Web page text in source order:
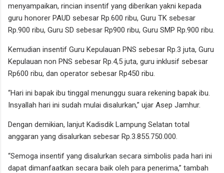
menyampaikan, rincian insentif yang diberikan yakni kepada
guru honorer PAUD sebesar Rp.600 ribu, Guru TK sebesar
Rp.900 ribu, Guru SD sebesar Rp900 ribu, Guru SMP Rp.900 ribu.
Kemudian insentif Guru Kepulauan PNS sebesar Rp.3 juta, Guru
Kepulauan non PNS sebesar Rp.4,5 juta, guru inklusif sebesar
Rp600 ribu, dan operator sebesar Rp450 ribu.
“Hari ini bapak ibu tinggal menunggu suara rekening bapak ibu.
Insyallah hari ini sudah mulai disalurkan,” ujar Asep Jamhur.
Dengan demikian, lanjut Kadisdik Lampung Selatan total
anggaran yang disalurkan sebesar Rp.3.855.750.000.
“Semoga insentif yang disalurkan secara simbolis pada hari ini
dapat dimanfaatkan secara baik oleh para penerima,” tambah